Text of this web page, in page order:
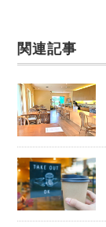
関連記事